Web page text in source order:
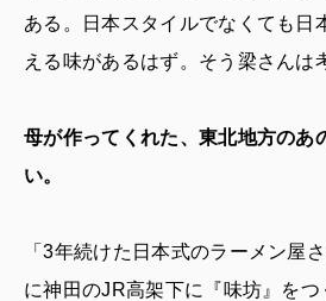
ある。日本スタイルでなくても日
える味があるはず。そう梁さんは
母が作ってくれた、東北地方のあ
い。
「3年続けた日本式のラーメン屋
に神田のJR高架下に『味坊』を